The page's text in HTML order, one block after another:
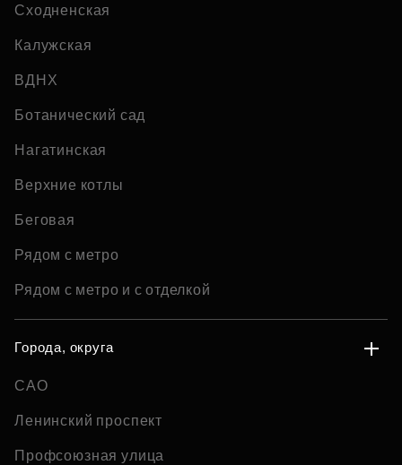
Сходненская
Калужская
ВДНХ
Ботанический сад
Нагатинская
Верхние котлы
Беговая
Рядом с метро
Рядом с метро и с отделкой
Города, округа
САО
Ленинский проспект
Профсоюзная улица